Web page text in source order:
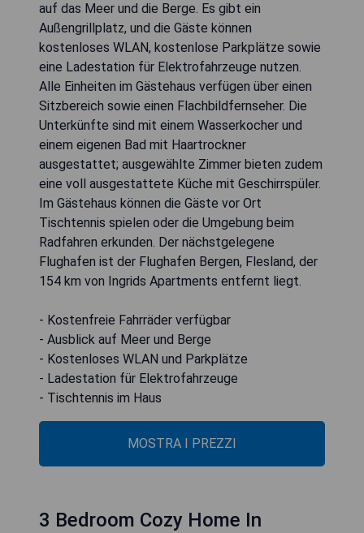
auf das Meer und die Berge. Es gibt ein
Außengrillplatz, und die Gäste können
kostenloses WLAN, kostenlose Parkplätze sowie
eine Ladestation für Elektrofahrzeuge nutzen.
Alle Einheiten im Gästehaus verfügen über einen
Sitzbereich sowie einen Flachbildfernseher. Die
Unterkünfte sind mit einem Wasserkocher und
einem eigenen Bad mit Haartrockner
ausgestattet; ausgewählte Zimmer bieten zudem
eine voll ausgestattete Küche mit Geschirrspüler.
Im Gästehaus können die Gäste vor Ort
Tischtennis spielen oder die Umgebung beim
Radfahren erkunden. Der nächstgelegene
Flughafen ist der Flughafen Bergen, Flesland, der
154 km von Ingrids Apartments entfernt liegt.
- Kostenfreie Fahrräder verfügbar
- Ausblick auf Meer und Berge
- Kostenloses WLAN und Parkplätze
- Ladestation für Elektrofahrzeuge
- Tischtennis im Haus
MOSTRA I PREZZI
3 Bedroom Cozy Home In